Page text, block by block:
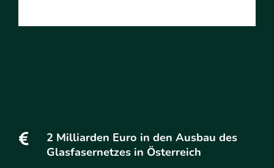
2 Milliarden Euro in den Ausbau des
Glasfasernetzes in Österreich